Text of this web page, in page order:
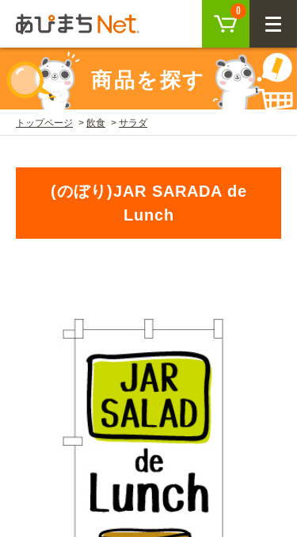
0
CLOSE
ログイン
会員登録
SEARCH
注目キーワード
韓国グルメ 駐車場
CATEGORY
美容・健康 地域・観光
イベント・季節 不動産・建築
ご利用ガイド トップ
取り扱い商品一覧
既製デザイン商品注文方法
オリジナルオーダー注文方法
初めての方へ
BEGINNER'S GUIDE
初めての方へ トップ
商品について
商品を探す
トップページ 飲食 サラダ
(のぼり)JAR SARADA de
Lunch